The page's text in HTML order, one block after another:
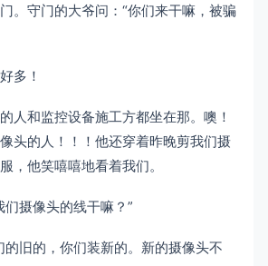
。守门的大爷问：“你们来干嘛，被骗
多！
人和监控设备施工方都坐在那。噢！
头的人！！！他还穿着昨晚剪我们摄
，他笑嘻嘻地看着我们。
摄像头的线干嘛？”
的旧的，你们装新的。新的摄像头不